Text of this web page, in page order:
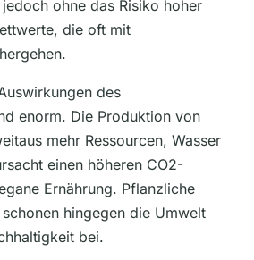
ohne das Risiko hoher
die oft mit
des
enorm. Die Produktion von
mehr Ressourcen, Wasser
einen höheren CO2-
Ernährung. Pflanzliche
hingegen die Umwelt
bei.